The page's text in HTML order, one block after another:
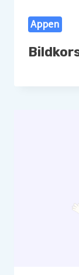
Appen